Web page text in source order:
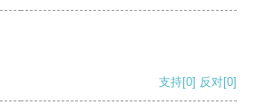
支持[0] 反对[0]